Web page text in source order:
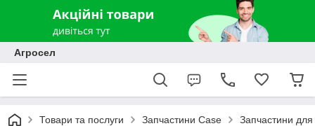
Агросел
Товари та послуги Запчастини Case Запчастини для